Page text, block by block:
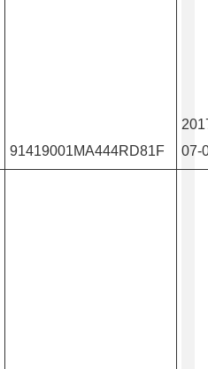
91419001MA444RD81F
07-